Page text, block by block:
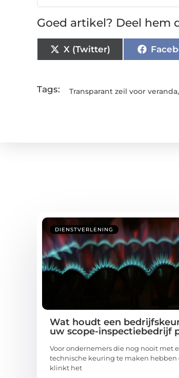
Goed artikel? Deel hem
X (Twitter)
Tags: Transparant zeil voor veranda,
DIENSTVERLENING
Wat houdt een
uw scope-inspectiebedrijf
Voor ondernemers die nog nooit met
technische keuring te maken hebben
klinkt het